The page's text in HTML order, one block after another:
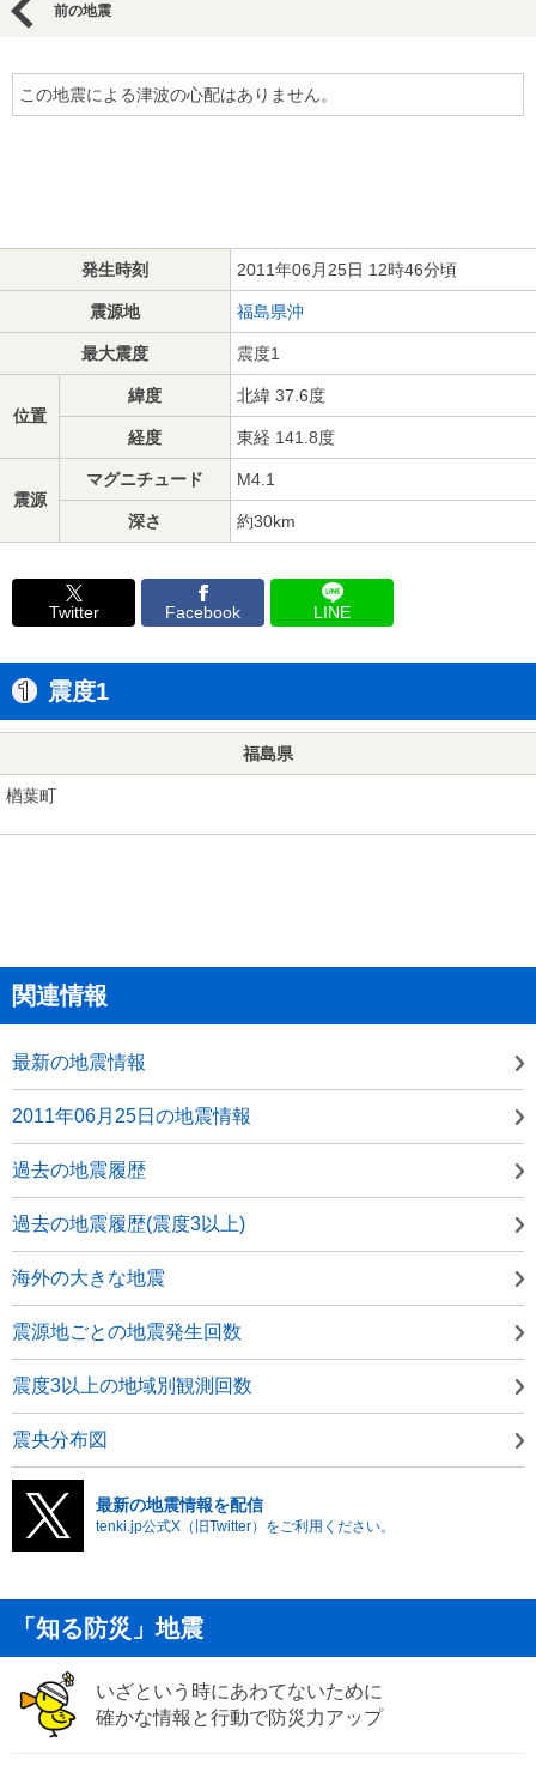
前の地震
この地震による津波の心配はありません。
発生時刻 2011年06月25日 12時46分頃
震源地 福島県沖
最大震度 震度1
位置
緯度 北緯 37.6度
経度 東経 141.8度
震源
マグニチュード M4.1
深さ 約30km
Twitter Facebook LINE
震度1
福島県
楢葉町
関連情報
最新の地震情報
2011年06月25日の地震情報
過去の地震履歴
過去の地震履歴(震度3以上)
海外の大きな地震
震源地ごとの地震発生回数
震度3以上の地域別観測回数
震央分布図
最新の地震情報を配信
tenki.jp公式X（旧Twitter）をご利用ください。
「知る防災」地震
いざという時にあわてないために
確かな情報と行動で防災力アップ